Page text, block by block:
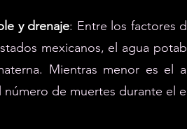
y drenaje: Entre los factores
mexicanos, el agua
Mientras menor es el
número de muertes durante el